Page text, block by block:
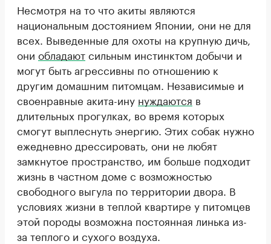
Несмотря на то что акиты являются
национальным достоянием Японии, они не для
всех. Выведенные для охоты на крупную дичь,
они обладаютсильным инстинктом добычи и
могут быть агрессивны по отношению к
другим домашним питомцам. Независимые и
своенравные акита-ину нуждаются в
длительных прогулках, во время которых
смогут выплеснуть энергию. Этих собак нужно
ежедневно дрессировать, они не любят
замкнутое пространство, им больше подходит
жизнь в частном доме с возможностью
свободного выгула по территории двора. В
условиях жизни в теплой квартире у питомцев
этой породы возможна постоянная линька из-
за теплого и сухого воздуха.